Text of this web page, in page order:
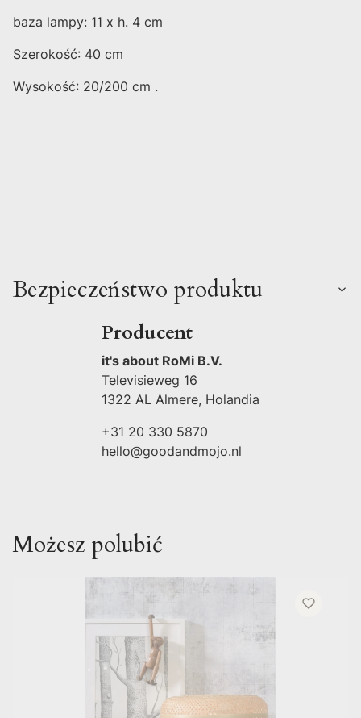
baza lampy: 11 x h. 4 cm
Szerokość: 40 cm
Wysokość: 20/200 cm .
Bezpieczeństwo produktu
Producent
it's about RoMi B.V.
Televisieweg 16
1322 AL Almere, Holandia
+31 20 330 5870
hello@goodandmojo.nl
Możesz polubić